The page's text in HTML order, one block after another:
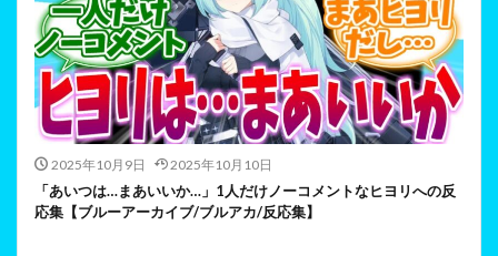
2025年10月9日 2025年10月10日
「あいつは…まあいいか…」1人だけノーコメントなヒヨリへの反
応集【ブルーアーカイブ/ブルアカ/反応集】